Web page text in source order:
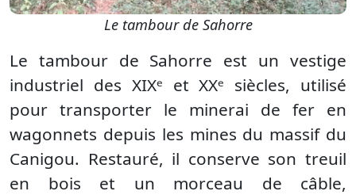
Le tambour de Sahorre
Le tambour de Sahorre est un vestige
industriel des XIXᵉ et XXᵉ siècles, utilisé
pour transporter le minerai de fer en
wagonnets depuis les mines du massif du
Canigou. Restauré, il conserve son treuil
en bois et un morceau de câble,